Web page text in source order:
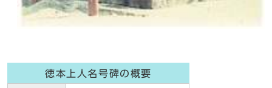
徳本上人名号碑の概要